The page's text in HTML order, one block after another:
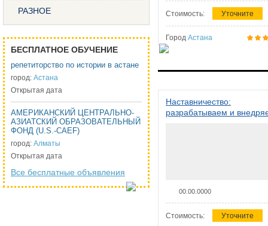
РАЗНОЕ
БЕСПЛАТНОЕ ОБУЧЕНИЕ
репетиторство по истории в астане
город: Астана
Открытая дата
АМЕРИКАНСКИЙ ЦЕНТРАЛЬНО-
АЗИАТСКИЙ ОБРАЗОВАТЕЛЬНЫЙ
ФОНД (U.S.-CAEF)
город: Алматы
Открытая дата
Все бесплатные объявления
Стоимость: Уточните
Город Астана
Наставничество:
разрабатываем и
00.00.0000
Стоимость: Уточните